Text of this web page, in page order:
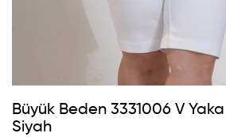
Büyük Beden 3331006 V
Siyah